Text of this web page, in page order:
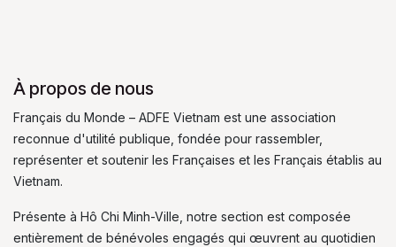
À propos de nous
Français du Monde – ADFE Vietnam est une association
reconnue d'utilité publique, fondée pour rassembler,
représenter et soutenir les Françaises et les Français établis au
Vietnam.
Présente à Hô Chi Minh-Ville, notre section est composée
entièrement de bénévoles engagés qui œuvrent au quotidien